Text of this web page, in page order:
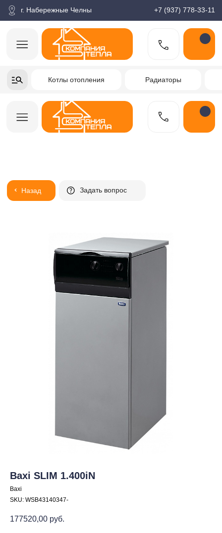
г. Набережные Челны
Котлы отопления Радиаторы Водонагреватели
+7-937-778-33-11
Baxi SLIM 1.400iN
Baxi
SKU: WSB43140347-
177520,00 руб.